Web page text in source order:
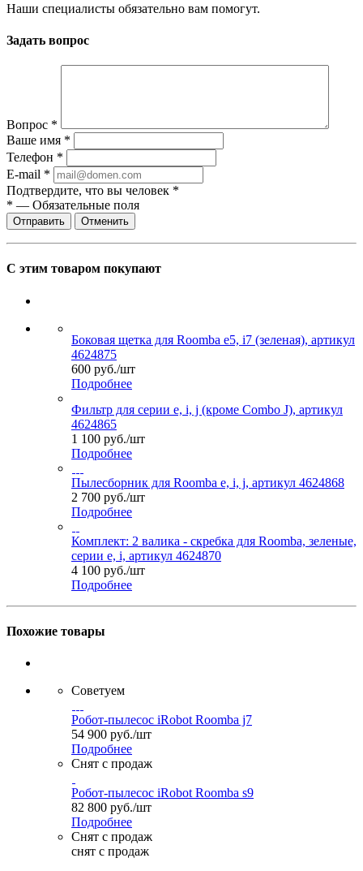
Наши специалисты обязательно вам помогут.
Задать вопрос
Вопрос *
Ваше имя *
Телефон *
E-mail *
Подтвердите, что вы человек *
* — Обязательные поля
Отправить Отменить
С этим товаром покупают
Боковая щетка для Roomba e5, i7 (зеленая), артикул
4624875
600 руб./шт
Подробнее
Фильтр для серии e, i, j (кроме Combo J), артикул
4624865
1 100 руб./шт
Подробнее
Пылесборник для Roomba e, i, j, артикул 4624868
2 700 руб./шт
Подробнее
Комплект: 2 валика - скребка для Roomba, зеленые,
серии e, i, артикул 4624870
4 100 руб./шт
Подробнее
Похожие товары
Советуем
Робот-пылесос iRobot Roomba j7
54 900 руб./шт
Подробнее
Снят с продаж
Робот-пылесос iRobot Roomba s9
82 800 руб./шт
Подробнее
Снят с продаж
снят с продаж